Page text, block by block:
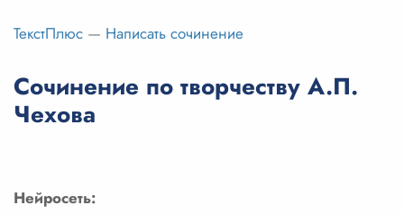
Цены
Вход
Вход с Telegram
ТекстПлюс — Написать сочинение
Сочинение по творчеству А.П.
Чехова
Нейросеть: